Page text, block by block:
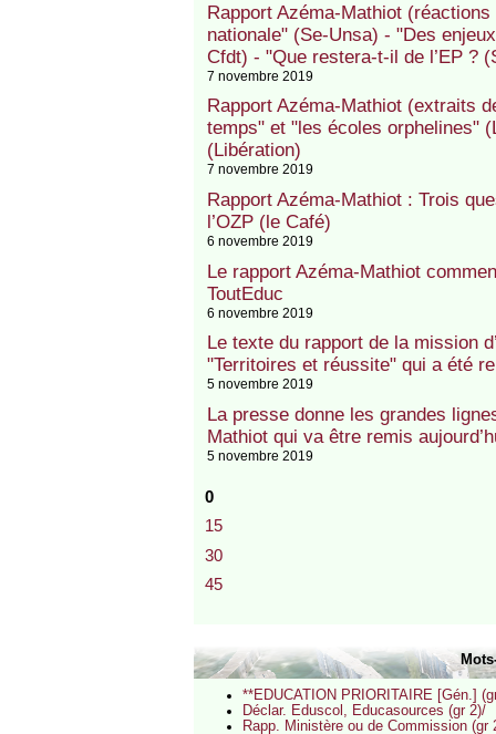
Rapport Azéma-Mathiot
nationale" (Se-Unsa) - "Des
Cfdt) - "Que restera-t-il de l’EP ?
7 novembre 2019
Rapport Azéma-Mathiot (extraits
temps" et "les écoles orphelines"
(Libération)
7 novembre 2019
Rapport Azéma-Mathiot : Trois
l’OZP (le Café)
6 novembre 2019
Le rapport Azéma-Mathiot
ToutEduc
6 novembre 2019
Le texte du rapport de la mission
"Territoires et réussite" qui a été
5 novembre 2019
La presse donne les grandes
Mathiot qui va être remis
5 novembre 2019
0
15
30
45
**EDUCATION PRIORITAIRE [Gén.]
Déclar. Eduscol, Educasources (gr 2)/
Rapp. Ministère ou de Commission (gr